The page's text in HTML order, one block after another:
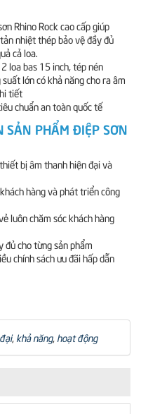
Rhino Rock cao cấp giúp
nhiệt thép bảo vệ đầy đủ
cả loa.
loa bas 15 inch, tép nén
lớn có khả năng cho ra âm
tiết
chuẩn an toàn quốc tế
SẢN PHẨM ĐIỆP SƠN
bị âm thanh hiện đại và
hàng và phát triển công
luôn chăm sóc khách hàng
đủ cho từng sản phẩm
chính sách ưu đãi hấp dẫn
, khả năng, hoạt động